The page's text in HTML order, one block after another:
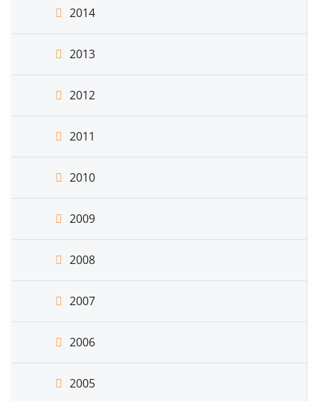
2014
2013
2012
2011
2010
2009
2008
2007
2006
2005